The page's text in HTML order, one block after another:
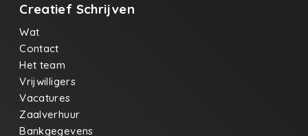
Creatief Schrijven
Wat
Contact
Het team
Vrijwilligers
Vacatures
Zaalverhuur
Bankgegevens